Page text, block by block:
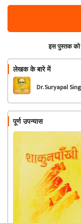
इस पुस्तक
लेखक के बारे में
Dr. Suryapal
पूर्ण उपन्यास